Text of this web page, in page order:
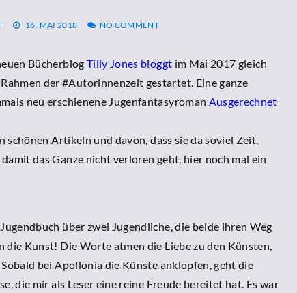
16. MAI 2018 NO COMMENT
Bücherblog Tilly Jones bloggt im Mai 2017 gleich
der #Autorinnenzeit gestartet. Eine ganze
neu erschienene Jugenfantasyroman Ausgerechnet
schönen Artikeln und davon, dass sie da soviel Zeit,
das Ganze nicht verloren geht, hier noch mal ein
über zwei Jugendliche, die beide ihren Weg
die Kunst! Die Worte atmen die Liebe zu den Künsten,
bei Apollonia die Künste anklopfen, geht die
die mir als Leser eine reine Freude bereitet hat. Es war